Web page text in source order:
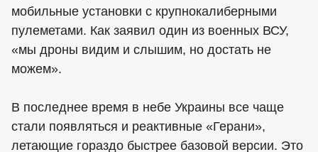
мобильные установки с крупнокалиберными
пулеметами. Как заявил один из военных ВСУ,
«мы дроны видим и слышим, но достать не
можем».
В последнее время в небе Украины все чаще
стали появляться и реактивные «Герани»,
летающие гораздо быстрее базовой версии. Это